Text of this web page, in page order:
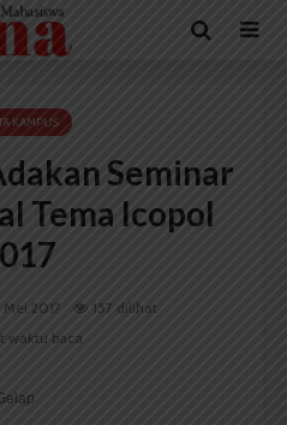
KAMPUS
Seminar
Tema Icopol
Mei 2017
157 dilihat
waktu baca